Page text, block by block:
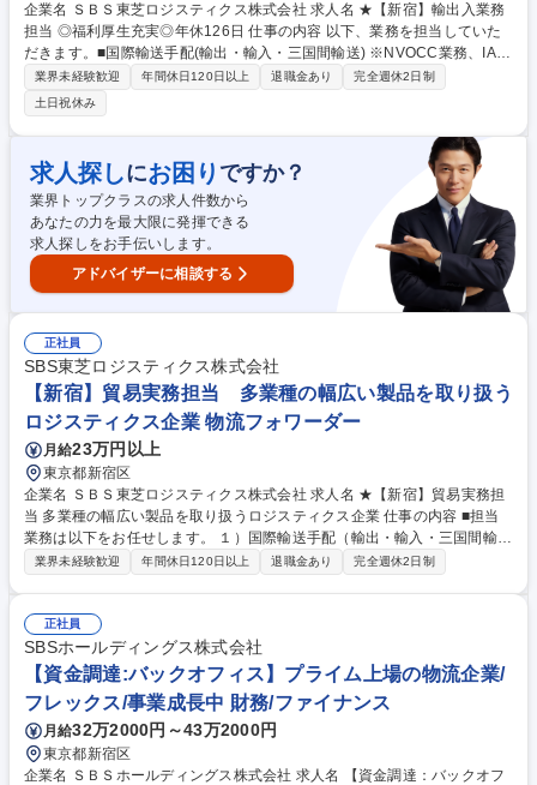
企業名 ＳＢＳ東芝ロジスティクス株式会社 求人名 ★【新宿】輸出入業務
担当 ◎福利厚生充実◎年休126日 仕事の内容 以下、業務を担当していた
だきます。■国際輸送手配(輸出・輸入・三国間輸送) ※NVOCC業務、IATA
業務含む協力会社及び船社からの見積取得及び内容精査、客先への見積提
示 Booking、納期調整、スケジュール管理、HB/Lおよび Arrival notice発
行、現法との出荷調整、支払・請求関連等の輸送に関わる一連の業務 ■荷
主からの問い合わせ対応、イレギュラー・トラブル対応 ■当社営業部門と
の連携による新規顧客開拓、お客様にとって最善な物流サービスの提案、
ロジスキーム構築、効率改善アイテムの発掘活動等） ※変更の範囲：会社
の指定する業務 募集職種 ★【新宿】輸出入業務担当 ◎福利厚生充実◎年
休126日
業界未経験歓迎 年間休日120日以上 退職金あり
完全週休2日制
土日祝休み
求人探しにお困り ですか？
業界トップクラスの求人件数から
あなたの力を最大限に発揮できる
求人探しをお手伝いします。
アドバイザーに相談する
正社員
SBS東芝ロジスティクス株式会社
【新宿】貿易実務担当 多業種の幅広い製品を取り扱う
ロジスティクス企業 物流フォワーダー
月給23万円以上
東京都新宿区
企業名 ＳＢＳ東芝ロジスティクス株式会社 求人名 ★【新宿】貿易実務担
当 多業種の幅広い製品を取り扱うロジスティクス企業 仕事の内容 ■担当
業務は以下をお任せします。 １）国際輸送手配（輸出・輸入・三国間輸
送） ※NVOCC業務含む 協力会社及び船社からの見積取得及び内容精査、
２）荷主からの問い合わせ対応、イレギュラー・トラブル対応 ３）当社他
部門との調整業務 募集職種 ★【新宿】貿易実務担当 多業種の幅広い製品
を取り扱うロジスティクス企業
業界未経験歓迎 年間休日120日以上 退職金あり 完全週休2日制
正社員
SBSホールディングス株式会社
【資金調達:バックオフィス】プライム上場の物流企業/
フレックス/事業成長中 財務/ファイナンス
月給32万2000円～43万2000円
東京都新宿区
企業名 ＳＢＳホールディングス株式会社 求人名 【資金調達：バックオフ